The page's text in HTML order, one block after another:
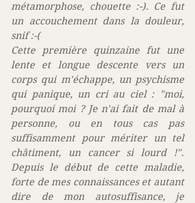
métamorphose, chouette :-). Ce fut
un accouchement dans la douleur,
snif :-(
Cette première quinzaine fut une
lente et longue descente vers un
corps qui m'échappe, un psychisme
qui panique, un cri au ciel : "moi,
pourquoi moi ? Je n'ai fait de mal à
personne, ou en tous cas pas
suffisamment pour mériter un tel
châtiment, un cancer si lourd !".
Depuis le début de cette maladie,
forte de mes connaissances et autant
dire de mon autosuffisance, je